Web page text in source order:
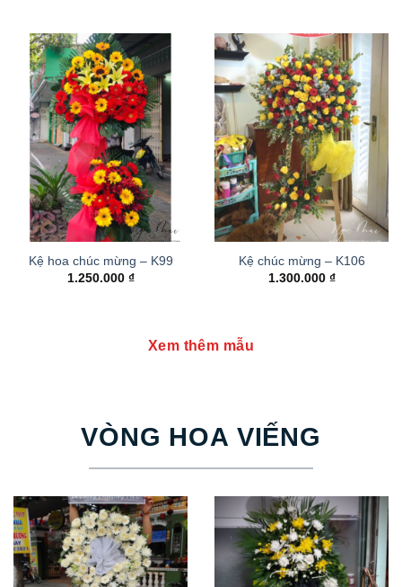
Kệ hoa chúc mừng – K99
1.250.000 ₫
Kệ chúc mừng – K106
1.300.000 ₫
Xem thêm mẫu
VÒNG HOA VIẾNG